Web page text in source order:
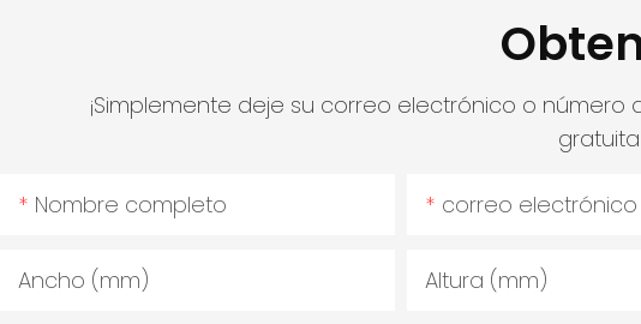
¡Simplemente deje su correo electrónico o
Nombre completo correo electrónico
Ancho (mm) Altura (mm)